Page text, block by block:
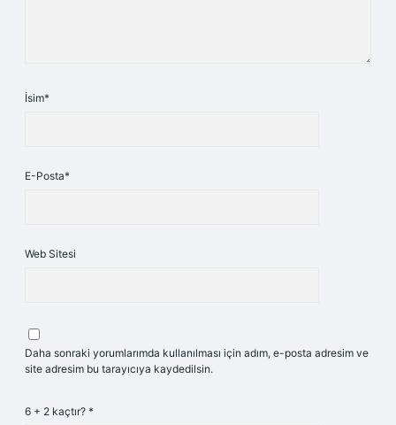
İsim*
E-Posta*
Web Sitesi
Daha sonraki yorumlarımda kullanılması için adım, e-posta adresim ve
site adresim bu tarayıcıya kaydedilsin.
6 + 2 kaçtır? *